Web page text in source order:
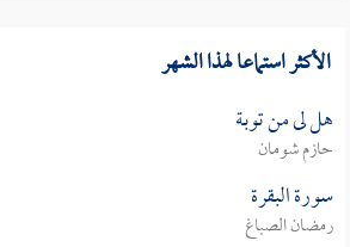
الأكثر استماعا لهذا الشهر
هل لى من توبة
حازم شومان
سورة البقرة
رمضان الصباغ